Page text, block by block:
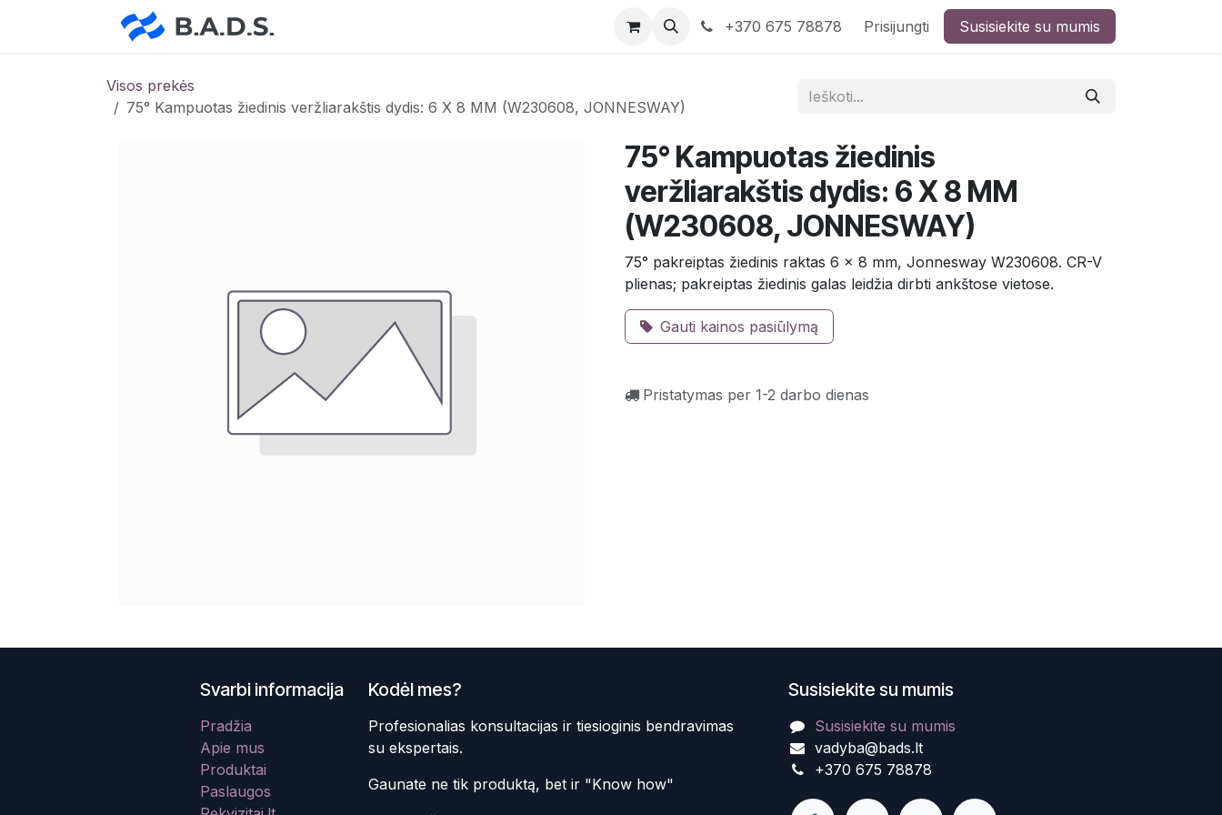
+370 675 78878 Prisijungti Susisiekite su mumis
Visos prekės
75° Kampuotas žiedinis veržliarakštis dydis: 6 X 8 MM (W230608, JONNESWAY)
75° Kampuotas žiedinis
veržliarakštis dydis: 6 X 8 MM
(W230608, JONNESWAY)
75° pakreiptas žiedinis raktas 6 x 8 mm, Jonnesway W230608. CR-V
plienas; pakreiptas žiedinis galas leidžia dirbti ankštose vietose.
Gauti kainos pasiūlymą
Pristatymas per 1-2 darbo dienas
Susisiekite su mumis
Susisiekite su mumis
vadyba@bads.lt
+370 675 78878
Kodėl mes?
Profesionalias konsultacijas ir tiesioginis bendravimas
su ekspertais.
Gaunate ne tik produktą, bet ir "Know how"
Svarbi informacija
Pradžia
Apie mus
Produktai
Paslaugos